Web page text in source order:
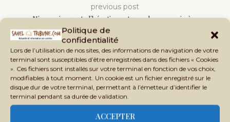
Politique de
confidentialité
Lors de l’utilisation de nos sites, des informations de navigation de votre
terminal sont susceptibles d’être enregistrées dans des fichiers « Cookies
». Ces fichiers sont installés sur votre terminal en fonction de vos choix,
modifiables à tout moment. Un cookie est un fichier enregistré sur le
disque dur de votre terminal, permettant à l’émetteur d’identifier le
terminal pendant sa durée de validation.
ACCEPTER
previous post
Niger : cinquante libérations et une absence qui pèse
next post
Le camp des déracinés : ce que dit l’alliance AES-Russie
du monde qui vient